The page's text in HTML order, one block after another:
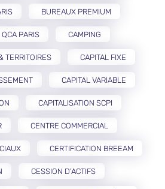
BUREAUX PREMIUM
PARIS CAMPING
TERRITOIRES CAPITAL FIXE
CAPITAL VARIABLE
CAPITALISATION SCPI
CENTRE COMMERCIAL
CERTIFICATION BREEAM
CESSION D’ACTIFS